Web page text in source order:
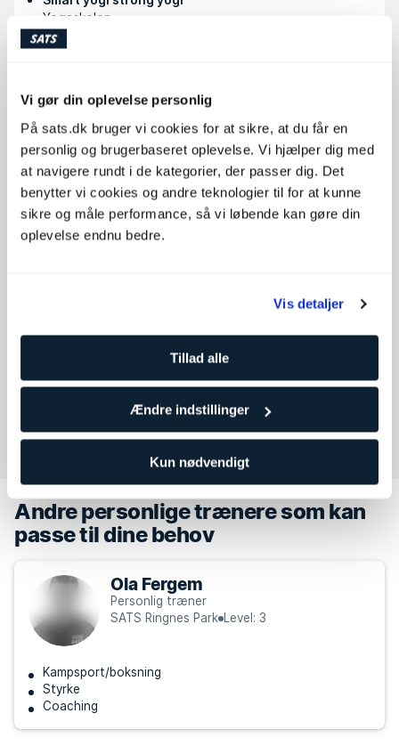
Vi gør din oplevelse personlig
På sats.dk bruger vi cookies for at sikre, at du får en
personlig og brugerbaseret oplevelse. Vi hjælper dig med
at navigere rundt i de kategorier, der passer dig. Det
benytter vi cookies og andre teknologier til for at kunne
sikre og måle performance, så vi løbende kan gøre din
oplevelse endnu bedre.
Vis detaljer
Tillad alle
Ændre indstillinger
Kun nødvendigt
Yogaskolen
Tilgængelige timer
Mandag
08:00 - 20:00
Tirsdag
08:00 - 20:00
08:00 - 20:00
Lørdag
Ikke tilgængelig
Kontakt Iselin Olsen
Andre personlige trænere som kan
passe til dine behov
Ola Fergem
Personlig træner
SATS Ringnes Park
Level: 3
Kampsport/boksning
Styrke
Coaching